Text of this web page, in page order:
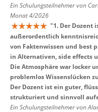
Ein Schulungsteilnehmer von
Monat 4/2026
"1. Der Dozent
außerordentlich
von Faktenwissen und best
in Alternativen, side effects
Die Atmosphäre war locker
problemlos Wissenslücken
Der Dozent ist ein guter,
strukturiert und sinnvoll
Ein Schulungsteilnehmer von